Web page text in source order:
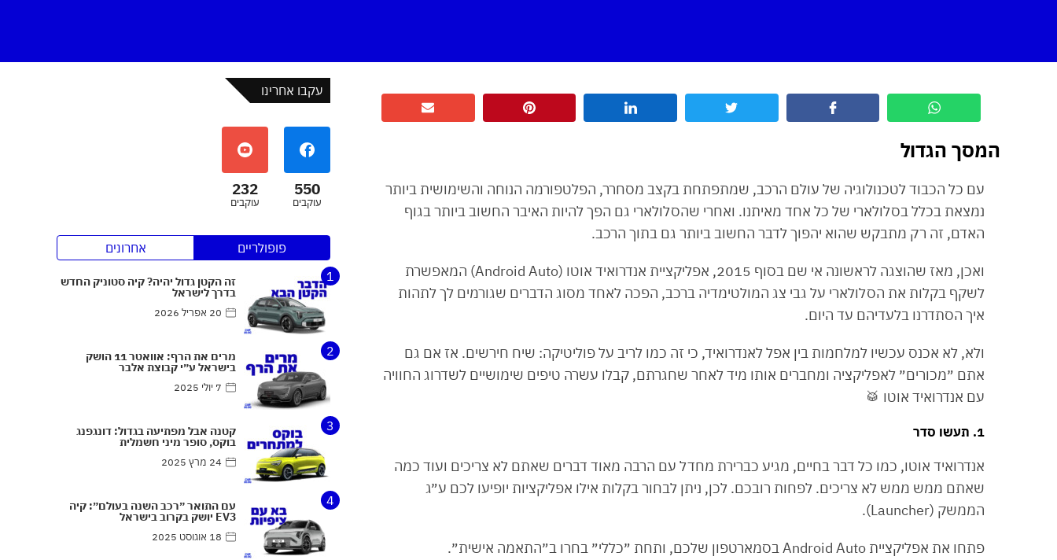
המסך הגדול
עם כל הכבוד לטכנולוגיה של עולם הרכב, שמתפתחת בקצב מסחרר, הפלטפורמה הנוחה והשימושית ביותר
נמצאת בכלל בסלולארי של כל אחד מאיתנו. ואחרי שהסלולארי גם הפך להיות האיבר החשוב ביותר בגוף
האדם, זה רק מתבקש שהוא יהפוך לדבר החשוב ביותר גם בתוך הרכב.
ואכן, מאז שהוצגה לראשונה אי שם בסוף 2015, אפליקציית אנדרואיד אוטו (Android Auto) המאפשרת
לשקף בקלות את הסלולארי על גבי צג המולטימדיה ברכב, הפכה לאחד מסוג הדברים שגורמים לך לתהות
איך הסתדרנו בלעדיהם עד היום.
ולא, לא אכנס עכשיו למלחמות בין אפל לאנדרואיד, כי זה כמו לריב על פוליטיקה: שיח חירשים. אז אם גם
אתם ״מכורים״ לאפליקציה ומחברים אותו מיד לאחר שחגרתם, קבלו עשרה טיפים שימושיים לשדרוג החוויה
עם אנדרואיד אוטו 🥁
1. תעשו סדר
אנדרואיד אוטו, כמו כל דבר בחיים, מגיע כברירת מחדל עם הרבה מאוד דברים שאתם לא צריכים ועוד כמה
שאתם ממש ממש לא צריכים. לפחות רובכם. לכן, ניתן לבחור בקלות אילו אפליקציות יופיעו לכם ע״ג
הממשק (Launcher).
פתחו את אפליקציית Android Auto בסמארטפון שלכם, ותחת ״כללי״ בחרו ב״התאמה אישית״.
עקבו אחרינו
550
עוקבים
232
עוקבים
פופולריים
אחרונים
1
זה הקטן גדול יהיה? קיה סטוניק החדש
בדרך לישראל
20 אפריל 2026
2 מרים את הרף: אוואטר 11 הושק
בישראל ע״י קבוצת אלבר
7 יולי 2025
3 קטנה אבל מפתיעה בגדול: דונגפנג
בוקס, סופר מיני חשמלית
24 מרץ 2025
4 עם התואר ״רכב השנה בעולם״: קיה
EV3 יושק בקרוב בישראל
18 אוגוסט 2025